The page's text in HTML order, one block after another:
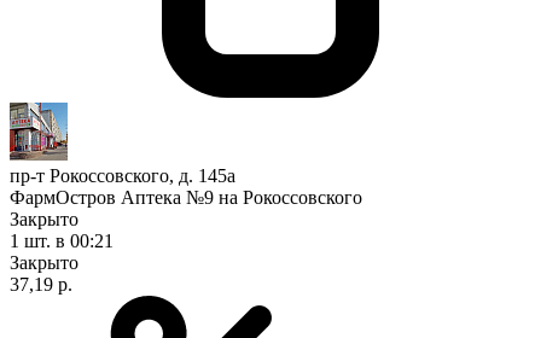
пр-т Рокоссовского, д. 145а
ФармОстров Аптека №9 на Рокоссовского
Закрыто
1 шт. в 00:21
Закрыто
37,19 р.